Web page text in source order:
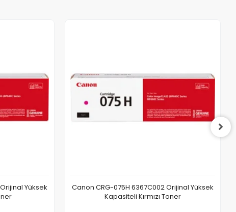
Yüksek
Canon CRG-075H 6367C002 Orijinal Yüksek
Kapasiteli Kırmızı Toner